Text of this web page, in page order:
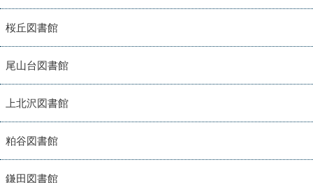
桜丘図書館
尾山台図書館
上北沢図書館
粕谷図書館
鎌田図書館